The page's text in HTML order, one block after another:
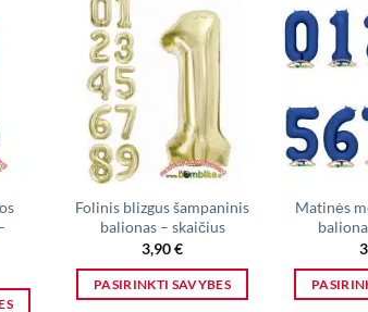
multiple
variants.
The
options
may
be
chosen
on
the
product
page
Folinis blizgus šampaninis
balionas – skaičius
3,90€
PASIRINKTI SAVYBES
Matinės